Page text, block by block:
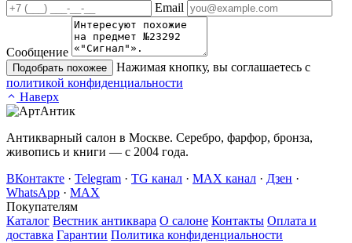
Email
Сообщение
Подобрать похожее
Нажимая кнопку, вы соглашаетесь с
политикой конфиденциальности
Наверх
Антикварный салон в Москве. Серебро, фарфор, бронза,
живопись и книги — с 2004 года.
ВКонтакте · Telegram · TG канал · MAX канал · Дзен ·
WhatsApp · MAX
Покупателям
Каталог Вестник антиквара О салоне Контакты Оплата и
доставка Гарантии Политика конфиденциальности